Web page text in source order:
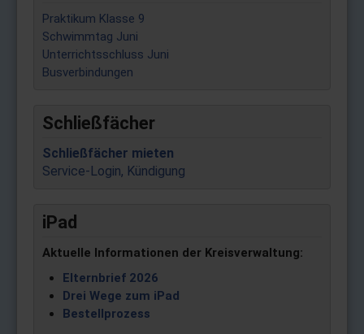
Praktikum Klasse 9
Schwimmtag Juni
Unterrichtsschluss Juni
Busverbindungen
Schließfächer
Schließfächer mieten
Service-Login, Kündigung
iPad
Aktuelle Informationen der Kreisverwaltung:
Elternbrief 2026
Drei Wege zum iPad
Bestellprozess